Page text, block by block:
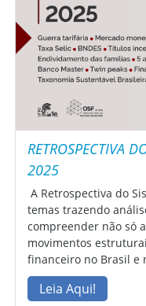
RETROSPECTIVA
2025
A Retrospectiva do
temas trazendo
compreender não só
movimentos
financeiro no Brasil e
Leia Aqui!